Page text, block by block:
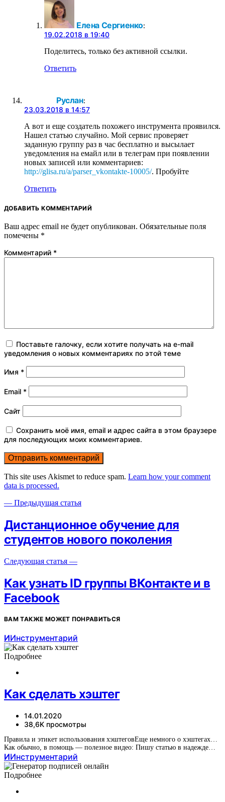
Елена Сергиенко:
19.02.2018 в 19:40
Поделитесь, только без активной ссылки.
Ответить
Руслан:
23.03.2018 в 14:57
А вот и еще создатель похожего инструмента проявился.
Нашел статью случайно. Мой сервис проверяет
заданную группу раз в час бесплатно и высылает
уведомления на емайл или в телеграм при появлении
новых записей или комментариев:
http://glisa.ru/a/parser_vkontakte-10005/. Пробуйте
Ответить
ДОБАВИТЬ КОММЕНТАРИЙ
Ваш адрес email не будет опубликован. Обязательные поля
помечены *
Комментарий *
Поставьте галочку, если хотите получать на e-mail
уведомления о новых комментариях по этой теме
Имя *
Email *
Сайт
Сохранить моё имя, email и адрес сайта в этом браузере
для последующих моих комментариев.
This site uses Akismet to reduce spam. Learn how your comment
data is processed.
— Предыдущая статья
Дистанционное обучение для
студентов нового поколения
Следующая статья —
Как узнать ID группы ВКонтакте и в
Facebook
ВАМ ТАКЖЕ МОЖЕТ ПОНРАВИТЬСЯ
ИИнструментарий
Подробнее
Как сделать хэштег
14.01.2020
38,6K просмотры
Правила и этикет использования хэштеговЕще немного о хэштегах…
Как обычно, в помощь — полезное видео: Пишу статью в надежде…
ИИнструментарий
Подробнее